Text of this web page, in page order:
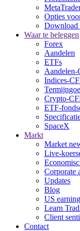
Opties
Download
Waar te beleggen
Forex
Aandelen
ETFs
Aandelen-
Indices-
Crypto-
ETF-
SpaceX
Markt
Market
Live-
Corporate
Updates
Blog
US
Learn
Client
Contact